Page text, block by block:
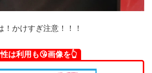
！かけすぎ注意！！！
は利用も😘画像を👆